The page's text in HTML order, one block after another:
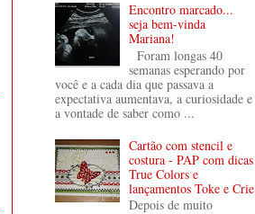
Encontro marcado...
seja bem-vinda
Mariana!
Foram longas 40
semanas esperando por
você e a cada dia que passava a
expectativa aumentava, a curiosidade e
a vontade de saber como ...
Cartão com stencil e
costura - PAP com dicas
True Colors e
lançamentos Toke e Crie
Depois de muito